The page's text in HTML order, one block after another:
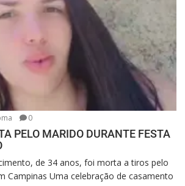
0
PELO MARIDO DURANTE FESTA
de 34 anos, foi morta a tiros pelo
Campinas Uma celebração de casamento